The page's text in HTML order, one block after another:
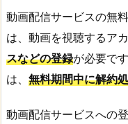
動画配信サービスの無
は、動画を視聴するア
スなどの登録が必要で
は、 無料期間中に解約
動画配信サービスへの